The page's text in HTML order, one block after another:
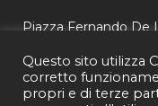
Piazza Fernando De
Tel.3400596959 –
email.
Questo sito utilizza
corretto
propri e di terze